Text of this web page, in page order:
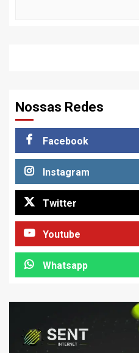
Nossas Redes
Facebook
Instagram
Twitter
Youtube
Whatsapp